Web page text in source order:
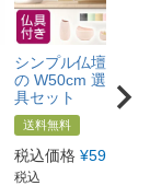
シンプル仏壇 あけ
の W50cm 選べる
具セット
送料無料
税込価格 ¥59,800
税込